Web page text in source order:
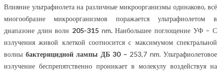
Влияние ультрафиолета на различные микроорганизмы одинаково, всё
многообразие микроорганизмов поражается ультрафиолетом в
диапазоне длин волн 205-315 nm.Наибольшее поглощение УФ – С
излучения живой клеткой соотносится с максимумом спектральной
волны бактерицидной лампы ДБ 30– 253,7 nm. Ультрафиолетовое
излучение беспрепятственно проникает в молекулу воздействуя на